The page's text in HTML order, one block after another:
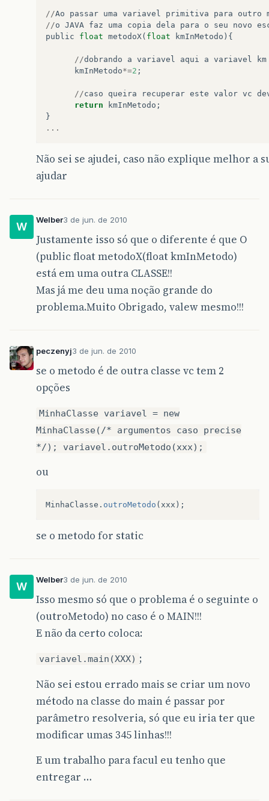
//Ao passar uma variavel primitiva para outro
//o JAVA faz uma copia dela para o seu novo
public
float metodoX( float kmInMetodo ){
//dobrando a variavel aqui a variavel
km
kmInMetodo*=2 ;
//caso queira recuperar este valor vc
return
kmInMetodo ;
}
...
Não sei se ajudei, caso não explique melhor a
ajudar
W
Welber3 de jun. de 2010
Justamente isso só que o diferente é que O
(public float metodoX(float kmInMetodo)
está em uma outra CLASSE!!
Mas já me deu uma noção grande do
problema.Muito Obrigado, valew mesmo!!!
peczenyj3 de jun. de 2010
se o metodo é de outra classe vc tem 2
opções
MinhaClasse variavel = new
MinhaClasse(/* argumentos caso precise
*/); variavel.outroMetodo(xxx);
ou
MinhaClasse . outroMetodo ( xxx );
se o metodo for static
W
Welber3 de jun. de 2010
Isso mesmo só que o problema é o seguinte o
(outroMetodo) no caso é o MAIN!!!
E não da certo coloca:
variavel.main(XXX) ;
Não sei estou errado mais se criar um novo
método na classe do main é passar por
parâmetro resolveria, só que eu iria ter que
modificar umas 345 linhas!!!
E um trabalho para facul eu tenho que
entregar …